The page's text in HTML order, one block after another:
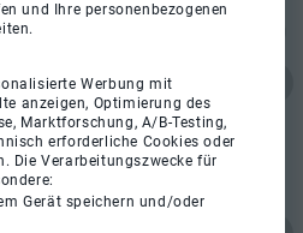
und Ihre personenbezogenen
Werbung mit
anzeigen, Optimierung des
Marktforschung, A/B-Testing,
erforderliche Cookies oder
Die Verarbeitungszwecke für
Gerät speichern und/oder